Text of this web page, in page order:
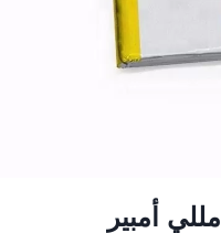
كثافة 3.7 فولت 6500 مللي أمبير